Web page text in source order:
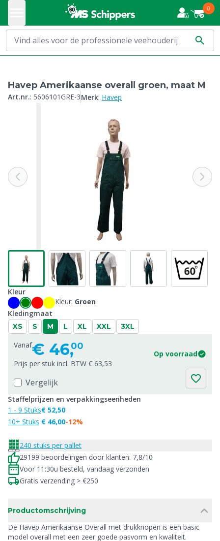
0
Havep Amerikaanse overall groen, maat M
Art.nr.: 5606101GRE-3Merk: Havep
Kleur
Kleur: Groen
Kledingmaat
XS S M L XL XXL 3XL
Vanaf€ 46,00
Op voorraad
Prijs per stuk incl. BTW € 63,53
Vergelijk
Staffelprijzen en verpakkingseenheden
1 - 9 Stuks
10+ Stuks
€ 52,50
€ 46,00-12%
240 stuks per pallet
29199 beoordelingen door klanten: 7,8/10
Voor 11:30u besteld, vandaag verzonden
Gratis verzending > €250
Productomschrijving
De Havep Amerikaanse Overall met drukknopen is een basic
model overall met een zeer goede pasvorm en kwaliteit.